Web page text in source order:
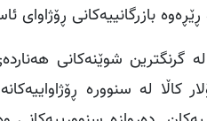
بازرگانییەکانی ڕۆژاوای
گرنگترین شوێنەکانی
کاڵا لە سنوورە